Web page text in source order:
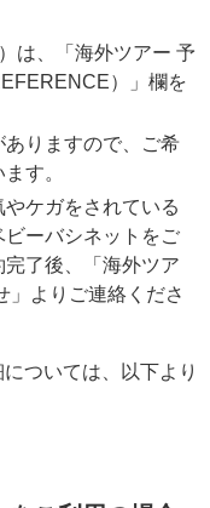
は、「海外ツアー 予
）」欄を
りますので、ご希
す。
ケガをされている
ーバシネットをご
了後、「海外ツア
」よりご連絡くださ
ついては、以下より